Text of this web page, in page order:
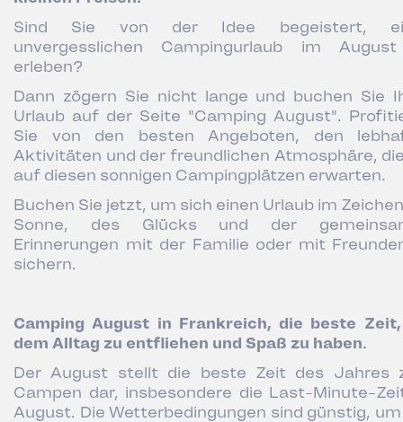
Sind Sie von der Idee begeistert,
unvergesslichen Campingurlaub im
erleben?
Dann zögern Sie nicht lange und buchen Sie
Urlaub auf der Seite "Camping August".
Sie von den besten Angeboten, den
Aktivitäten und der freundlichen Atmosphäre,
auf diesen sonnigen Campingplätzen erwarten.
Buchen Sie jetzt, um sich einen Urlaub im
Sonne, des Glücks und der
Erinnerungen mit der Familie oder mit
sichern.
Camping August in Frankreich, die beste
dem Alltag zu entfliehen und Spaß zu haben.
Der August stellt die beste Zeit des Jahres
Campen dar, insbesondere die Last-Minute-
August. Die Wetterbedingungen sind günstig,